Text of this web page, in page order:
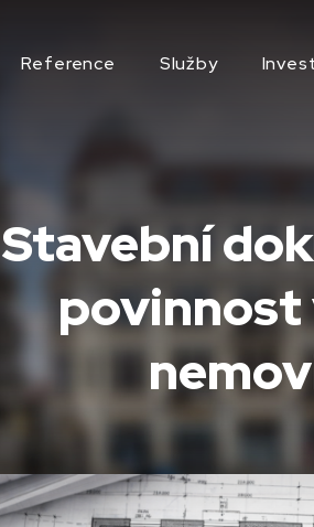
Reference Služby
Stavební